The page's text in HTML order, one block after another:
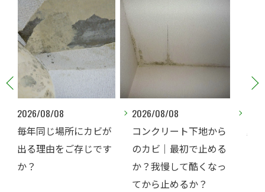
2026/08/08
コンクリート下地から
のカビ｜最初で止める
か？我慢して酷くなっ
2026/08/07
夏なのに、なぜコンク
リート直張り壁紙のカ
ビ相談が増えるのでし
ょうか？